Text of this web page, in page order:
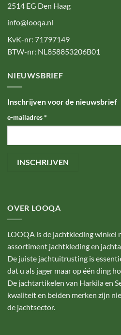
2514 EG Den Haag
info@looqa.nl
KvK-nr: 71797149
BTW-nr: NL858853206B01
NIEUWSBRIEF
Inschrijven voor de nieuwsbrief
e-mailadres*
OVER LOOQA
LOOQA is de jachtkleding winkel
assortiment jachtkleding en
De juiste jachtuitrusting is
dat u als jager maar op één ding
De jachtartikelen van Harkila en
kwaliteit en beiden merken zijn
de jachtsector.